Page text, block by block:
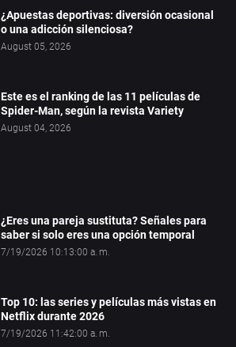
¿Apuestas deportivas: diversión ocasional
o una adicción silenciosa?
August 05, 2026
Este es el ranking de las 11 películas de
Spider-Man, según la revista Variety
August 04, 2026
¿Eres una pareja sustituta? Señales para
saber si solo eres una opción temporal
7/19/2026 10:13:00 a. m.
Top 10: las series y películas más vistas en
Netflix durante 2026
7/19/2026 11:42:00 a. m.